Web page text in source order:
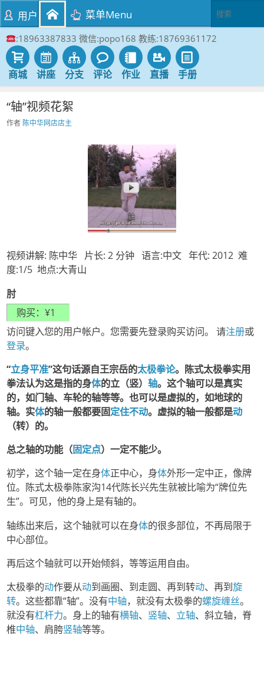
:18963387833 微信:popo168 教练:18769361172
商城 讲座 分支 评论 作业 直播 手册
用户 菜单Menu
“轴”视频花絮
作者 陈中华网店店主
视频讲解: 陈中华 片长: 2 分钟 语言:中文 年代: 2012 难
度:1/5 地点:大青山
肘
访问键入您的用户帐户。您需要先登录购买访问。 请注册或
登录。
“立身平准”这句话源自王宗岳的太极拳论。陈式太极拳实用
拳法认为这是指的身体的立（竖）轴。这个轴可以是真实
的，如门轴、车轮的轴等等。也可以是虚拟的，如地球的
轴。实体的轴一般都要固定住不动。虚拟的轴一般都是动
（转）的。
总之轴的功能（固定点）一定不能少。
初学，这个轴一定在身体正中心，身体外形一定中正，像牌
位。陈式太极拳陈家沟14代陈长兴先生就被比喻为“牌位先
生”。可见，他的身上是有轴的。
轴练出来后，这个轴就可以在身体的很多部位，不再局限于
中心部位。
再后这个轴就可以开始倾斜，等等运用自由。
太极拳的动作要从动到画圈、到走圆、再到转动、再到旋
转。这些都靠“轴”。没有中轴，就没有太极拳的螺旋缠丝。
就没有杠杆力。身上的轴有横轴、 竖轴、 立轴、斜立轴，脊
椎中轴、肩胯竖轴等等。